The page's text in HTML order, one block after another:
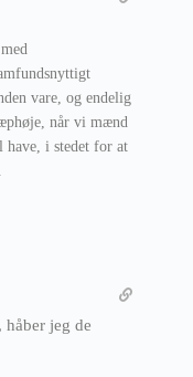
vare, og endelig
når vi mænd
have, i stedet for at
håber jeg de